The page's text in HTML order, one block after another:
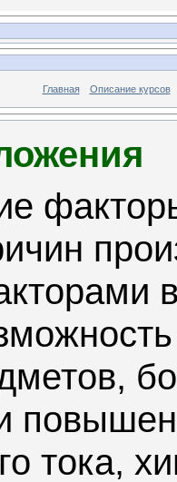
Главная Описание курсов
тока,